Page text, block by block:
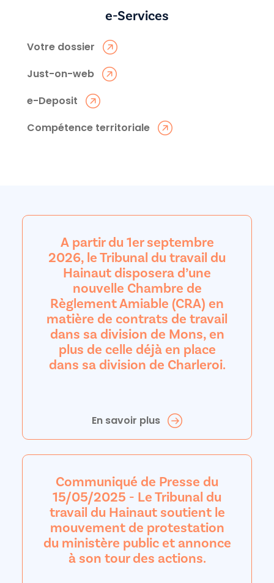
e-Services
Votre dossier
Just-on-web
e-Deposit
Compétence territoriale
A partir du 1er septembre
2026, le Tribunal du travail du
Hainaut disposera d’une
nouvelle Chambre de
Règlement Amiable (CRA) en
matière de contrats de travail
dans sa division de Mons, en
plus de celle déjà en place
dans sa division de Charleroi.
En savoir plus
Communiqué de Presse du
15/05/2025 - Le Tribunal du
travail du Hainaut soutient le
mouvement de protestation
du ministère public et annonce
à son tour des actions.